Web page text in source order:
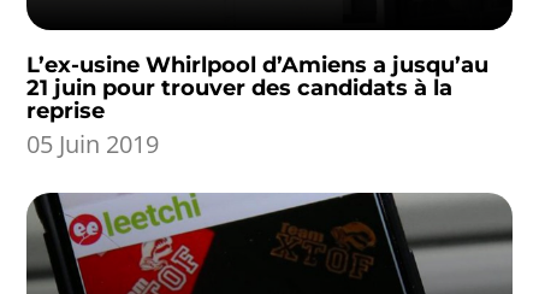
L’ex-usine Whirlpool d’Amiens a jusqu’au
21 juin pour trouver des candidats à la
reprise
05 Juin 2019